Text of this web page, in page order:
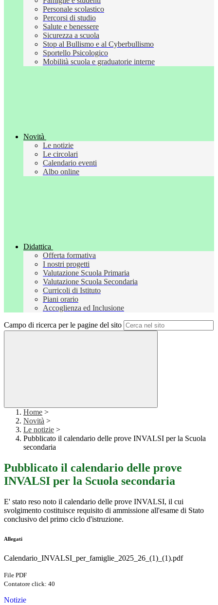
Personale scolastico
Percorsi di studio
Salute e benessere
Sicurezza a scuola
Stop al Bullismo e al Cyberbullismo
Sportello Psicologico
Mobilità scuola e graduatorie interne
Novità
Le notizie
Le circolari
Calendario eventi
Albo online
Didattica
Offerta formativa
I nostri progetti
Valutazione Scuola Primaria
Valutazione Scuola Secondaria
Curricoli di Istituto
Piani orario
Accoglienza ed Inclusione
Campo di ricerca per le pagine del sito
Home >
Novità >
Le notizie >
Pubblicato il calendario delle prove INVALSI per la Scuola
secondaria
Pubblicato il calendario delle prove
INVALSI per la Scuola secondaria
E' stato reso noto il calendario delle prove INVALSI, il cui
svolgimento costituisce requisito di ammissione all'esame di Stato
conclusivo del primo ciclo d'istruzione.
Allegati
Calendario_INVALSI_per_famiglie_2025_26_(1)_(1).pdf
File PDF
Contatore click: 40
Notizie